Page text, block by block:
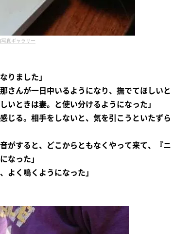
真ギャラリー
りました」
さんが一日中いるようになり、撫でてほしいと
いときは妻。と使い分けるようになった」
じる。相手をしないと、気を引こうといたずら
がすると、どこからともなくやって来て、『ニ
なった」
よく鳴くようになった」